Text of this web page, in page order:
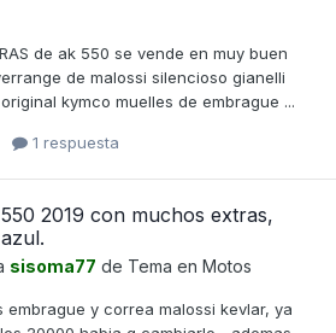
de ak 550 se vende en muy buen
de malossi silencioso gianelli
kymco muelles de embrague ...
1 respuesta
2019 con muchos extras,
sisoma77 de Tema en Motos
embrague y correa malossi kevlar, ya